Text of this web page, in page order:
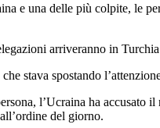
e una delle più colpite, le
arriveranno in
stava spostando
l’Ucraina ha
del giorno.